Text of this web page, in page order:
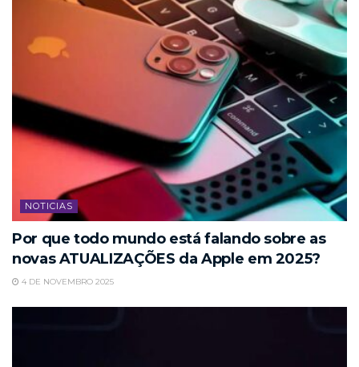
NOTICIAS
Por que todo mundo está falando sobre as
novas ATUALIZAÇÕES da Apple em 2025?
4 DE NOVEMBRO 2025